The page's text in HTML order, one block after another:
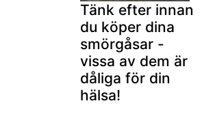
Tänk efter innan
du köper dina
smörgåsar -
vissa av dem är
dåliga för din
hälsa!